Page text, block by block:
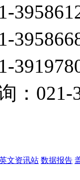
：021-
文资讯站 数据报告